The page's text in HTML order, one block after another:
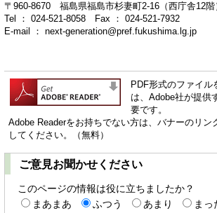
〒960-8670 福島県福島市杉妻町2-16（西庁舎12階
Tel ： 024-521-8058 Fax ： 024-521-7932
E-mail ： next-generation@pref.fukushima.lg.jp
PDF形式のファイル
は、Adobe社が提供
要です。
Adobe Readerをお持ちでない方は、バナーのリン
してください。（無料）
ご意見お聞かせください
このページの情報は役に立ちましたか？
まあまあ
ふつう あまり
まっ